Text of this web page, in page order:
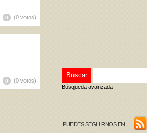
0 (0 votos)
0 (0 votos)
Búsqueda avanzada
PUEDES SEGUIRNOS EN: